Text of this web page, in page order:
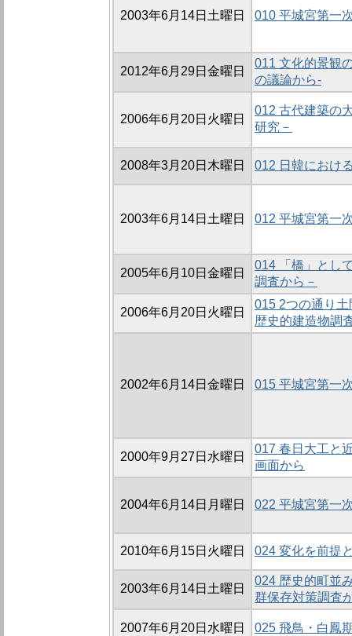
2003年6月14日土曜日 010 平城宮第一
2012年6月29日金曜日
011 文化的景観
の議論から-
2006年6月20日火曜日
012 古代建築の
研究－
2008年3月20日木曜日 012 日韓におけ
2003年6月14日土曜日 012 平城宮第一
2005年6月10日金曜日
014 「橋」とし
調査から－
2006年6月20日火曜日
015 2つの通り
歴史的建造物調
2002年6月14日金曜日 015 平城宮第一
2000年9月27日水曜日
017 春日大工と
画面から
2004年6月14日月曜日 022 平城宮第一
2010年6月15日火曜日 024 変化を前提
2003年6月14日土曜日
024 歴史的町並
群保存対策調査
2007年6月20日水曜日 025 飛鳥・白鳳